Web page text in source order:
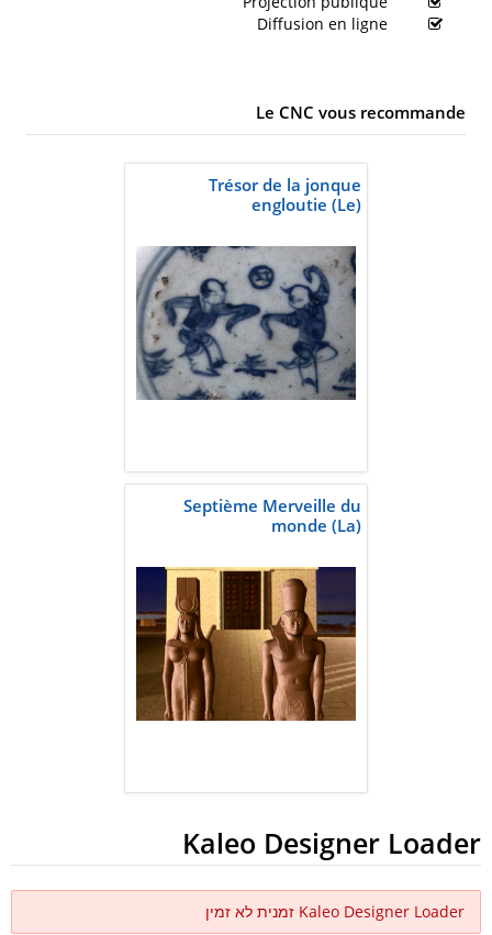
Le CNC vous recommande
Trésor de la jonque
engloutie (Le)
Septième Merveille du
monde (La)
Kaleo Designer Loader
Kaleo Designer Loader זמנית לא זמין